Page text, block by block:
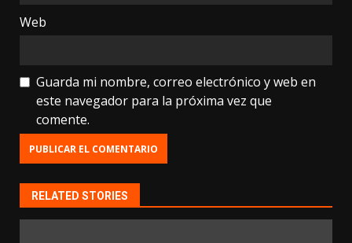
Web
Guarda mi nombre, correo electrónico y web en
este navegador para la próxima vez que
comente.
RELATED STORIES